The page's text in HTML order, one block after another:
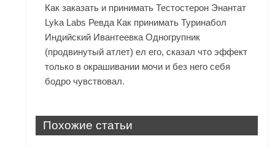
Как заказать и принимать Тестостерон Энантат
Lyka Labs Ревда Как принимать Туринабол
Индийский Ивантеевка Одногрупник
(продвинутый атлет) ел его, сказал что эффект
только в окрашивании мочи и без него себя
бодро чувствовал.
Похожие статьи